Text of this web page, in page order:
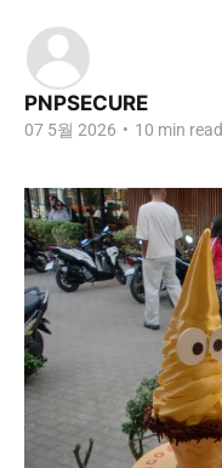
PNPSECURE
07 5월 2026 • 10 min read